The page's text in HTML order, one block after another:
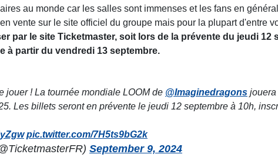
au monde car les salles sont immenses et les fans en
vente sur le site officiel du groupe mais pour la plupart d'entre
par le site Ticketmaster, soit lors de la prévente du jeudi 12
à partir du vendredi 13 septembre.
jouer ! La tournée mondiale LOOM de @Imaginedragons jouera
Les billets seront en prévente le jeudi 12 septembre à 10h,
pic.twitter.com/7H5ts9bG2k
September 9, 2024